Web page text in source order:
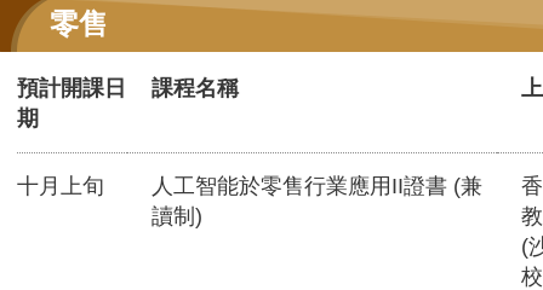
零售
預計開課日
期
課程名稱
十月上旬
人工智能於零售行業應用II證書 (兼
讀制)
(